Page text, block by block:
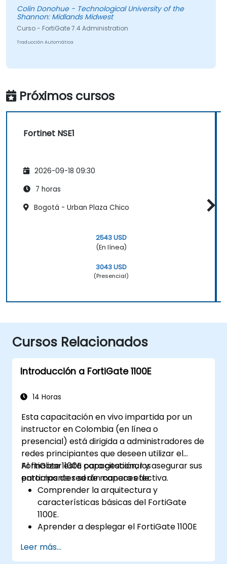
Colin Donohue - Technological University of the
Shannon: Midlands Midwest
Curso - FortiGate 7.4 Administration
Traducción Automática
Próximos cursos
Fortinet NSE1
2026-09-18 09:30
7 horas
Bogotá - Urban Plaza Chico
2543 USD
(En línea)
3043 USD
(Presencial)
Cursos Relacionados
Introducción a FortiGate 1100E
14 Horas
Esta capacitación en vivo impartida por un
instructor en Colombia (en línea o
presencial) está dirigida a administradores de
redes principiantes que deseen utilizar el
FortiGate 1100E para gestionar y asegurar sus
entornos de red de manera efectiva.
Al finalizar esta capacitación, los
participantes serán capaces de:
Comprender la arquitectura y
características básicas del FortiGate
1100E.
Aprender a desplegar el FortiGate 1100E
Obtener experiencia práctica en tareas
Leer más...